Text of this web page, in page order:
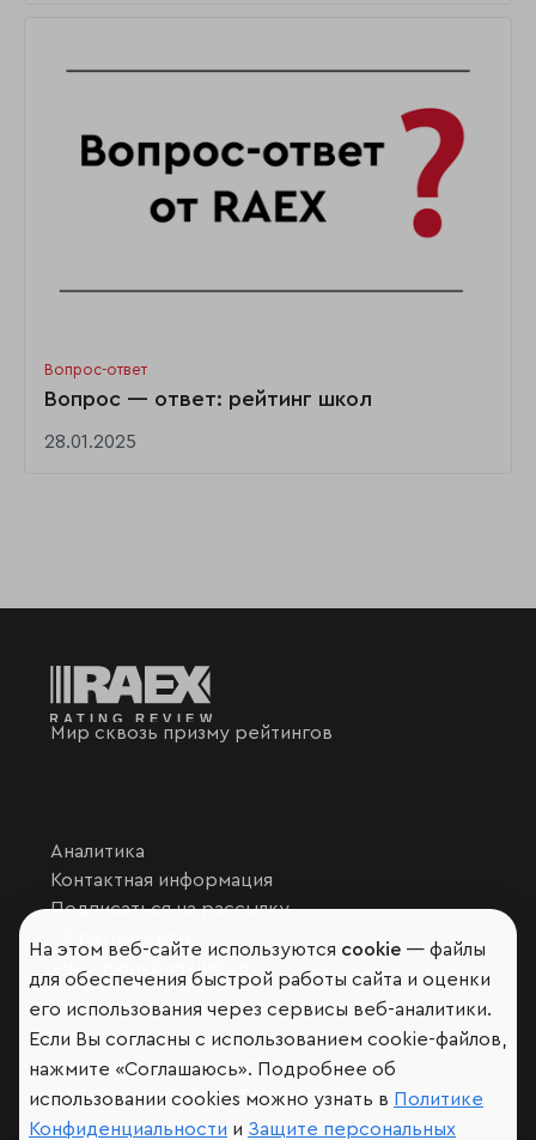
Вопрос-ответ
Вопрос — ответ: рейтинг школ
28.01.2025
Мир сквозь призму рейтингов
Аналитика
Контактная информация
Подписаться на рассылку
Обратная связь
Участники рэнкингов
Мы в социальных сетях и мессенджерах
VK
RAEX Образование –Telegram,Max
RAEX Sustainability –Telegram,Max
На этом веб-сайте используются cookie — файлы
для обеспечения быстрой работы сайта и оценки
его использования через сервисы веб-аналитики.
Если Вы согласны с использованием cookie-файлов,
нажмите «Соглашаюсь». Подробнее об
использовании cookies можно узнать в Политике
Конфиденциальности и Защите персональных